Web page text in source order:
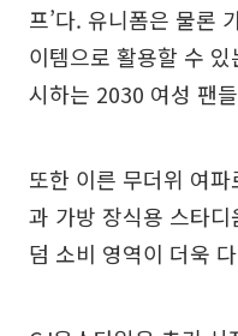
프’다. 유니폼은 물론
이템으로 활용할 수
시하는 2030 여성 팬
또한 이른 무더위 여
과 가방 장식용 스타
덤 소비 영역이 더욱